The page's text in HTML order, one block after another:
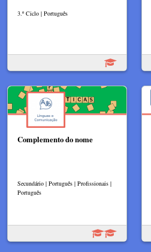
3.º Ciclo | Português
Complemento do nome
Secundário | Português | Profissionais |
Português